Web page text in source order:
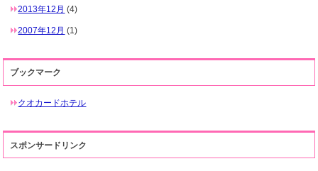
2013年12月 (4)
2007年12月 (1)
ブックマーク
クオカードホテル
スポンサードリンク